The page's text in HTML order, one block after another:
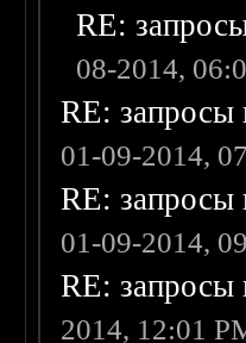
RE:
08-2014,
RE: запросы
01-09-2014,
RE: запросы
01-09-2014,
RE: запросы
2014, 12:01